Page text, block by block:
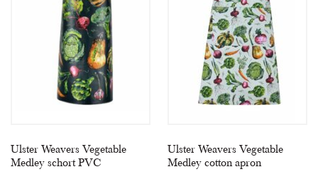
Ulster Weavers Vegetable
Medley schort PVC
Ulster Weavers Vegetable
Medley cotton apron